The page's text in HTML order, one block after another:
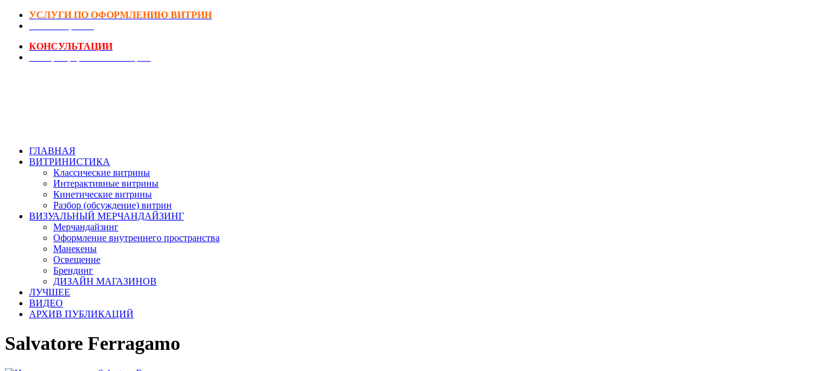
УСЛУГИ ПО ОФОРМЛЕНИЮ ВИТРИН
КОНСУЛЬТАЦИИ
ГЛАВНАЯ
ВИТРИНИСТИКА
Классические витрины
Интерактивные витрины
Кинетические витрины
Разбор (обсуждение) витрин
ВИЗУАЛЬНЫЙ МЕРЧАНДАЙЗИНГ
Мерчандайзинг
Оформление внутреннего пространства
Манекены
Освещение
Брендинг
ДИЗАЙН МАГАЗИНОВ
ЛУЧШЕЕ
ВИДЕО
АРХИВ ПУБЛИКАЦИЙ
Salvatore Ferragamo